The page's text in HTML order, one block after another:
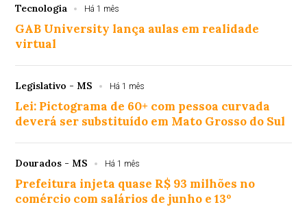
Tecnologia Há 1 mês
GAB University lança aulas em realidade
virtual
Legislativo - MS Há 1 mês
Lei: Pictograma de 60+ com pessoa curvada
deverá ser substituído em Mato Grosso do Sul
Dourados - MS Há 1 mês
Prefeitura injeta quase R$ 93 milhões no
comércio com salários de junho e 13º